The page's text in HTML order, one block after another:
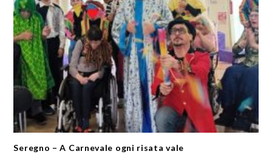
Seregno – A Carnevale ogni risata vale